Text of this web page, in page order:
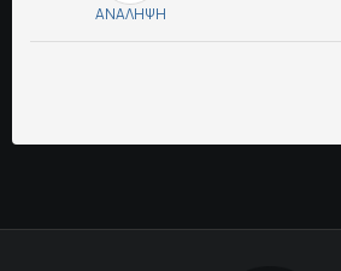
ΑΝΑΛΗΨΗ